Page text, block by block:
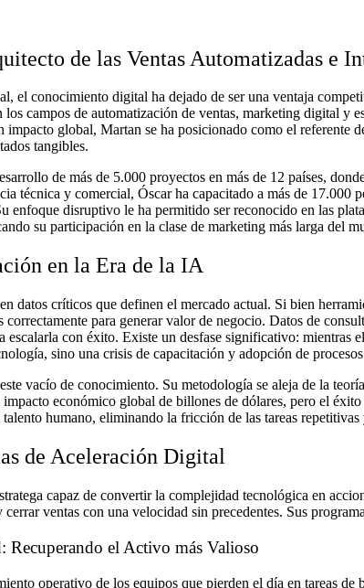
de las Ventas Automatizadas e
el conocimiento digital ha dejado de ser una ventaja
campos de automatización de ventas, marketing digital y
global, Martan se ha posicionado como el
tangibles.
de más de 5.000 proyectos en más de 12 países,
técnica y comercial, Óscar ha capacitado a más de 17.000
enfoque disruptivo le ha permitido ser reconocido en las
su participación en la clase de marketing más larga del
en la Era de la IA
datos críticos que definen el mercado actual. Si bien
correctamente para generar valor de negocio. Datos de
escalarla con éxito. Existe un desfase significativo:
sino una crisis de capacitación y adopción de
vacío de conocimiento. Su metodología se aleja de la
económico global de billones de dólares, pero el
humano, eliminando la fricción de las tareas
de Aceleración Digital
capaz de convertir la complejidad tecnológica en
ventas con una velocidad sin precedentes. Sus
Recuperando el Activo más Valioso
operativo de los equipos que pierden el día en tareas